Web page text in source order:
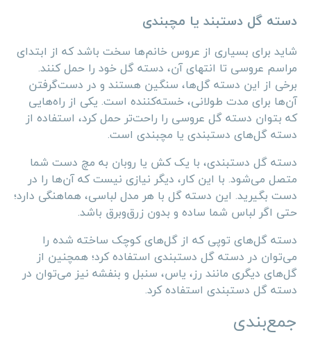
دسته گل دستبند یا مچبندی
شاید برای بسیاری از عروس خانم‌ها سخت باشد که از ابتدای
مراسم عروسی تا انتهای آن، دسته گل خود را حمل کنند.
برخی از این دسته گل‌ها، سنگین هستند و در دست‌گرفتن
آن‌ها برای مدت طولانی، خسته‌کننده است. یکی از راه‌هایی
که بتوان دسته گل عروسی را راحت‌تر حمل کرد، استفاده از
دسته گل‌های دستبندی یا مچبندی است.
دسته گل دستبندی، با یک کش یا روبان به مچ دست شما
متصل می‌شود. با این کار، دیگر نیازی نیست که آن‌ها را در
دست بگیرید. این دسته گل با هر مدل لباسی، هماهنگی دارد؛
حتی اگر لباس شما ساده و بدون زرق‌وبرق باشد.
دسته گل‌های توپی که از گل‌های کوچک ساخته شده را
می‌توان در دسته گل دستبندی استفاده کرد؛ همچنین از
گل‌های دیگری مانند رز، یاس، سنبل و بنفشه نیز می‌توان در
دسته گل دستبندی استفاده کرد.
جمع‌بندی